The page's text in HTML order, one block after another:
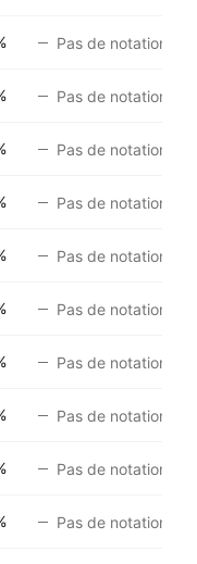
Pas de notation
Pas de notation
Pas de notation
Pas de notation
Pas de notation
Pas de notation
Pas de notation
Pas de notation
Pas de notation
Pas de notation